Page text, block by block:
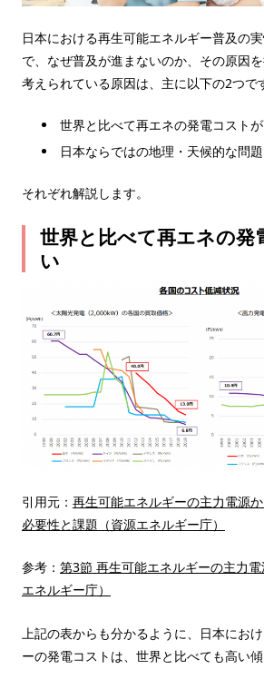
日本における再生可能エネルギー普及の
で、なぜ普及が進まないのか、その原因を
考えられている原因は、主に以下の2つで
世界と比べて再エネの発電コスト
日本ならではの地理・天候的な問題
それぞれ解説します。
世界と比べて再エネの発
い
引用元： 再生可能エネルギーの主力電源
必要性と課題（資源エネルギー庁）
参考： 第3節 再生可能エネルギーの主力
エネルギー庁）
上記の表からも分かるように、日本にお
ーの発電コストは、世界と比べても高い傾